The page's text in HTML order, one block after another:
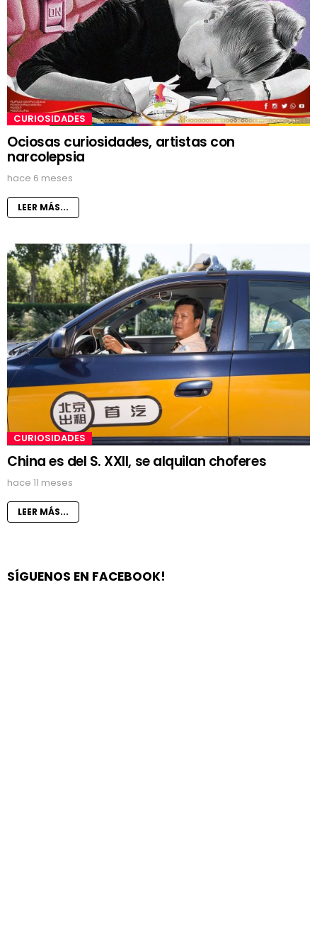
CURIOSIDADES
Ociosas curiosidades, artistas con
narcolepsia
hace 6 meses
LEER MÁS...
CURIOSIDADES
China es del S. XXII, se alquilan choferes
hace 11 meses
LEER MÁS...
SÍGUENOS EN FACEBOOK!